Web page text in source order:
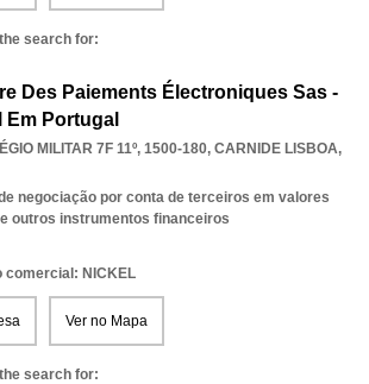
search for:
Des Paiements Électroniques Sas -
Portugal
MILITAR 7F 11º, 1500-180, CARNIDE LISBOA,
negociação por conta de terceiros em valores
outros instrumentos financeiros
comercial: NICKEL
Ver no Mapa
search for: